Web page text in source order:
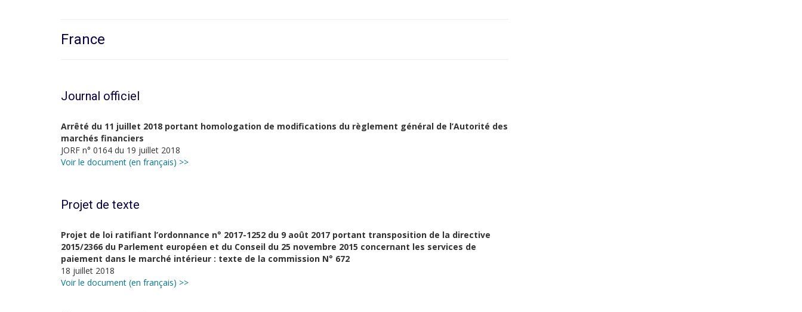
France
Journal officiel
Arrêté du 11 juillet 2018 portant homologation de modifications du règlement général de l’Autorité des
marchés financiers
JORF n° 0164 du 19 juillet 2018
Voir le document (en français) >>
Projet de texte
Projet de loi ratifiant l’ordonnance n° 2017-1252 du 9 août 2017 portant transposition de la directive
2015/2366 du Parlement européen et du Conseil du 25 novembre 2015 concernant les services de
paiement dans le marché intérieur : texte de la commission N° 672
18 juillet 2018
Voir le document (en français) >>